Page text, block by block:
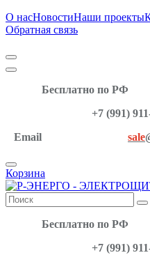
О насНовостиНаши проекты
Обратная связь
Бесплатно по РФ
+7 (991) 911-
Email
sale
Корзина
Бесплатно по РФ
+7 (991) 911-